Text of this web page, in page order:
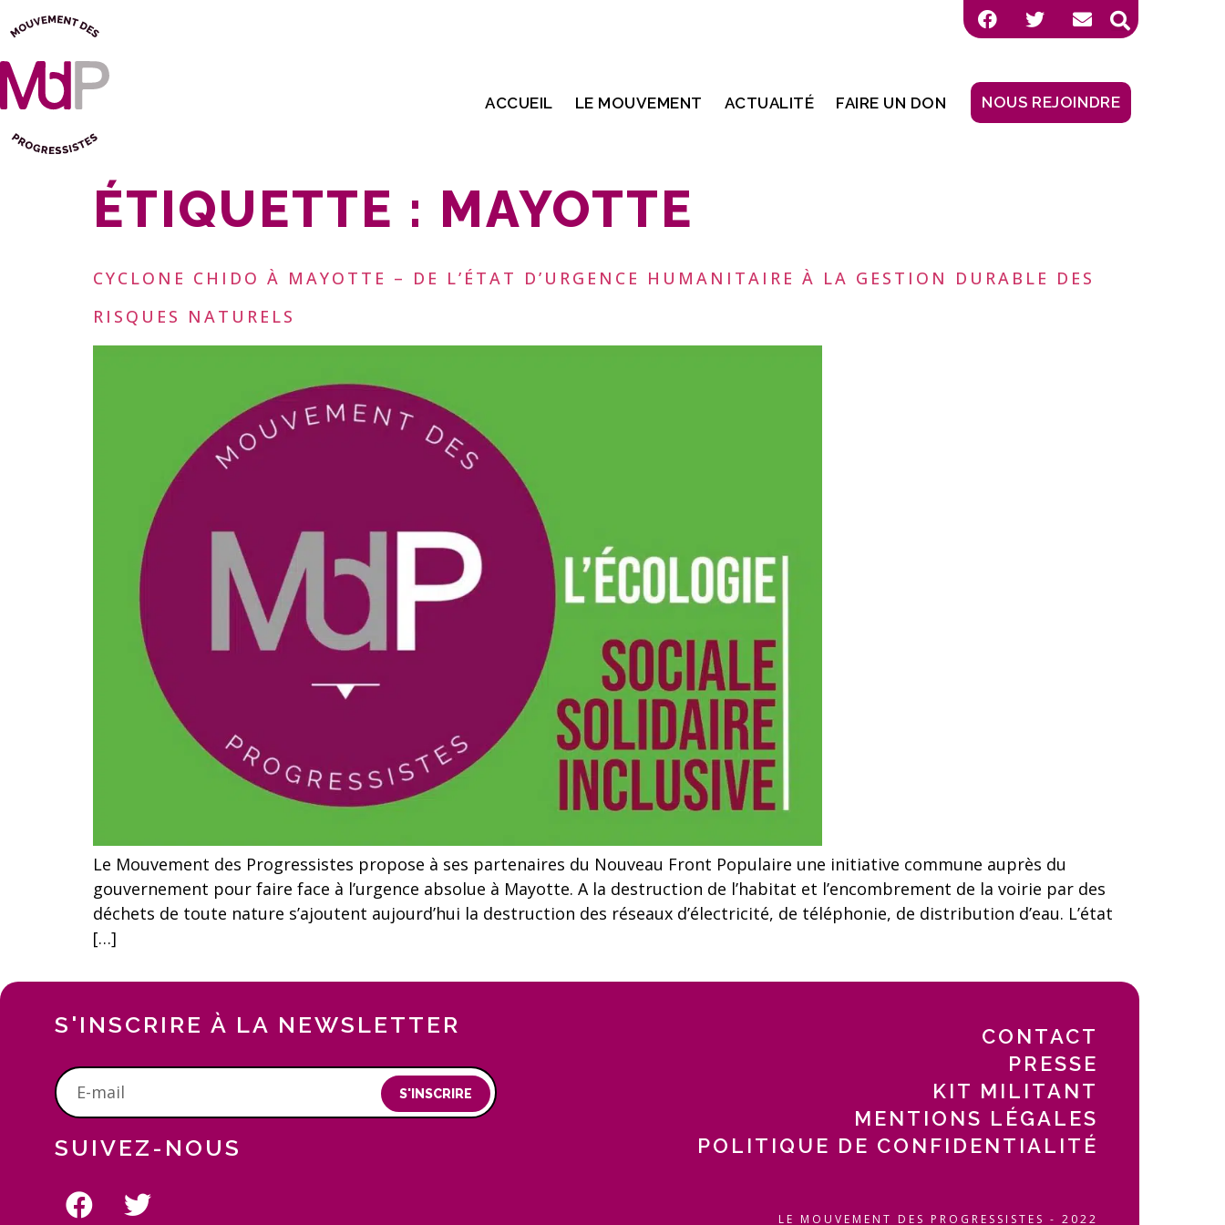
ACCUEIL LE MOUVEMENT ACTUALITÉ FAIRE UN DON NOUS REJOINDRE
ÉTIQUETTE : MAYOTTE
CYCLONE CHIDO À MAYOTTE – DE L’ÉTAT D’URGENCE HUMANITAIRE À LA GESTION DURABLE DES
RISQUES NATURELS
Le Mouvement des Progressistes propose à ses partenaires du Nouveau Front Populaire une initiative commune auprès du
gouvernement pour faire face à l’urgence absolue à Mayotte. A la destruction de l’habitat et l’encombrement de la voirie par des
déchets de toute nature s’ajoutent aujourd’hui la destruction des réseaux d’électricité, de téléphonie, de distribution d’eau. L’état
[…]
S'INSCRIRE À LA NEWSLETTER
S'INSCRIRE
SUIVEZ-NOUS
CONTACT
PRESSE
KIT MILITANT
MENTIONS LÉGALES
POLITIQUE DE CONFIDENTIALITÉ
LE MOUVEMENT DES PROGRESSISTES - 2022